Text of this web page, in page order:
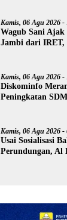
Kamis, 06 Agu 2026
Wagub Sani Ajak
Jambi dari IRET,
Kamis, 06 Agu 2026
Diskominfo
Peningkatan
Kamis, 06 Agu 2026
Usai Sosialisasi
Perundungan, Al